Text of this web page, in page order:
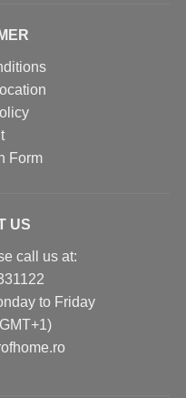
Form
US
call us at:
to Friday